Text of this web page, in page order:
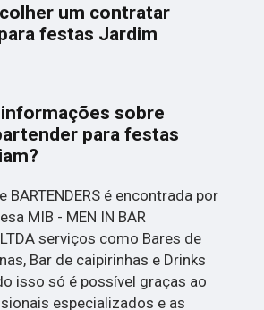
um contratar
festas Jardim
sobre
para festas
BARTENDERS é encontrada por
MIB - MEN IN BAR
LTDA serviços como Bares de
Bar de caipirinhas e Drinks
isso só é possível graças ao
especializados e as